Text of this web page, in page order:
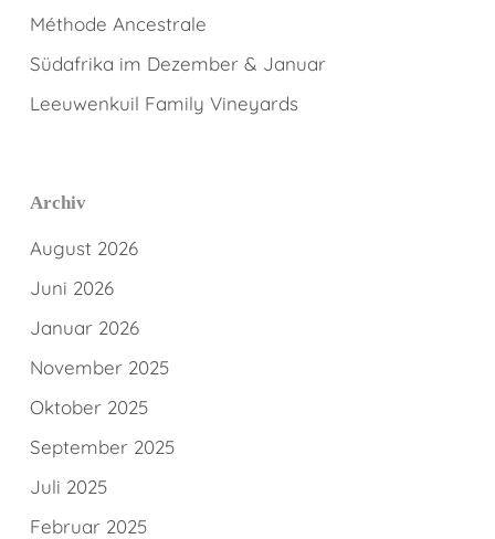
Méthode Ancestrale
Südafrika im Dezember & Januar
Leeuwenkuil Family Vineyards
Archiv
August 2026
Juni 2026
Januar 2026
November 2025
Oktober 2025
September 2025
Juli 2025
Februar 2025